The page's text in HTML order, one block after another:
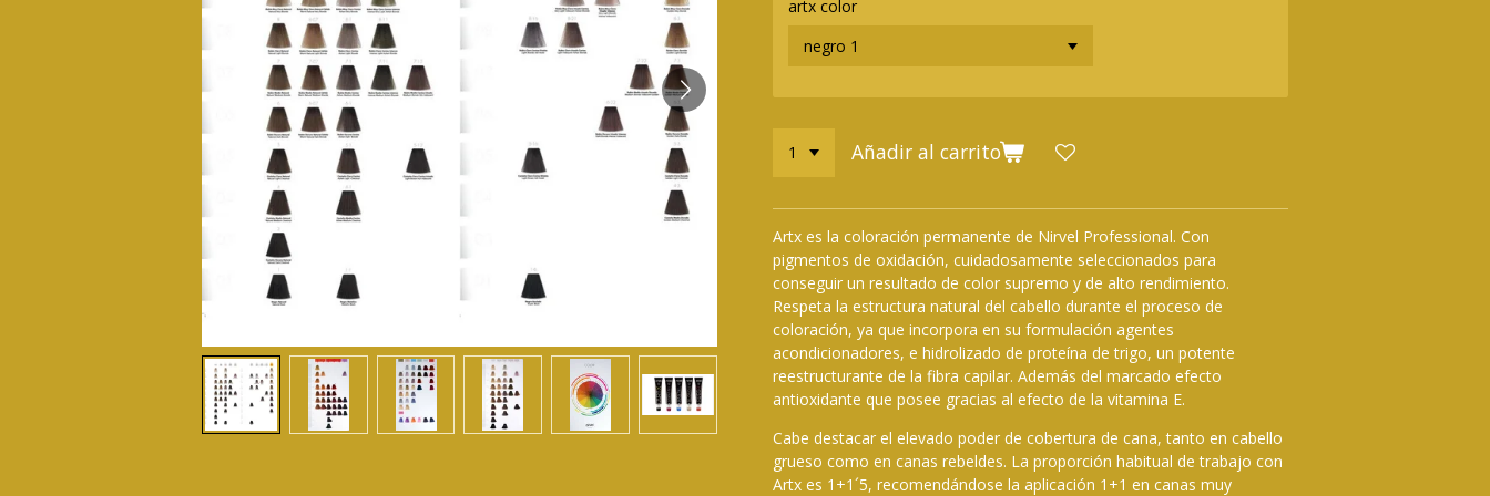
artx color
Añadir al carrito
Artx es la coloración permanente de Nirvel Professional. Con
pigmentos de oxidación, cuidadosamente seleccionados para
conseguir un resultado de color supremo y de alto rendimiento.
Respeta la estructura natural del cabello durante el proceso de
coloración, ya que incorpora en su formulación agentes
acondicionadores, e hidrolizado de proteína de trigo, un potente
reestructurante de la fibra capilar. Además del marcado efecto
antioxidante que posee gracias al efecto de la vitamina E.
Cabe destacar el elevado poder de cobertura de cana, tanto en cabello
grueso como en canas rebeldes. La proporción habitual de trabajo con
Artx es 1+1´5, recomendándose la aplicación 1+1 en canas muy